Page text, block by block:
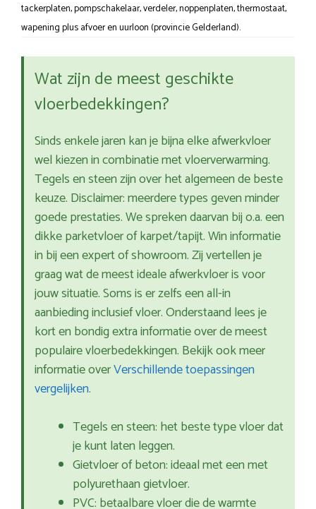
tackerplaten, pompschakelaar, verdeler, noppenplaten, thermostaat,
wapening plus afvoer en uurloon (provincie Gelderland).
Wat zijn de meest geschikte
vloerbedekkingen?
Sinds enkele jaren kan je bijna elke afwerkvloer
wel kiezen in combinatie met vloerverwarming.
Tegels en steen zijn over het algemeen de beste
keuze. Disclaimer: meerdere types geven minder
goede prestaties. We spreken daarvan bij o.a. een
dikke parketvloer of karpet/tapijt. Win informatie
in bij een expert of showroom. Zij vertellen je
graag wat de meest ideale afwerkvloer is voor
jouw situatie. Soms is er zelfs een all-in
aanbieding inclusief vloer. Onderstaand lees je
kort en bondig extra informatie over de meest
populaire vloerbedekkingen. Bekijk ook meer
informatie overVerschillende toepassingen
vergelijken.
Tegels en steen: het beste type vloer dat
je kunt laten leggen.
Gietvloer of beton: ideaal met een met
polyurethaan gietvloer.
PVC: betaalbare vloer die de warmte